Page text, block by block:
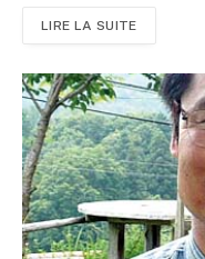
LIRE LA SUITE